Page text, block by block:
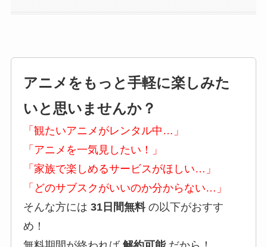
アニメをもっと手軽に楽しみた
いと思いませんか？
「観たいアニメがレンタル中…」
「アニメを一気見したい！」
「家族で楽しめるサービスがほしい…」
「どのサブスクがいいのか分からない…」
そんな方には 31日間無料の以下がおすす
め！